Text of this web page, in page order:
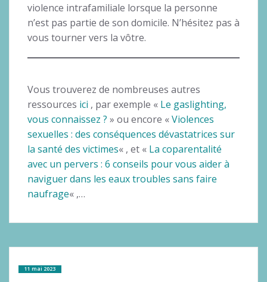
violence intrafamiliale lorsque la personne
n’est pas partie de son domicile. N’hésitez pas à
vous tourner vers la vôtre.
Vous trouverez de nombreuses autres
ressources ici , par exemple « Le gaslighting,
vous connaissez ? » ou encore «Violences
sexuelles : des conséquences dévastatrices sur
la santé des victimes« , et « La coparentalité
avec un pervers : 6 conseils pour vous aider à
naviguer dans les eaux troubles sans faire
naufrage« ,…
11 mai 2023